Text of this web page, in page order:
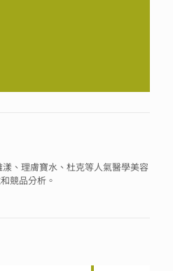
、理膚寶水、杜克等人氣醫學美容
競品分析。